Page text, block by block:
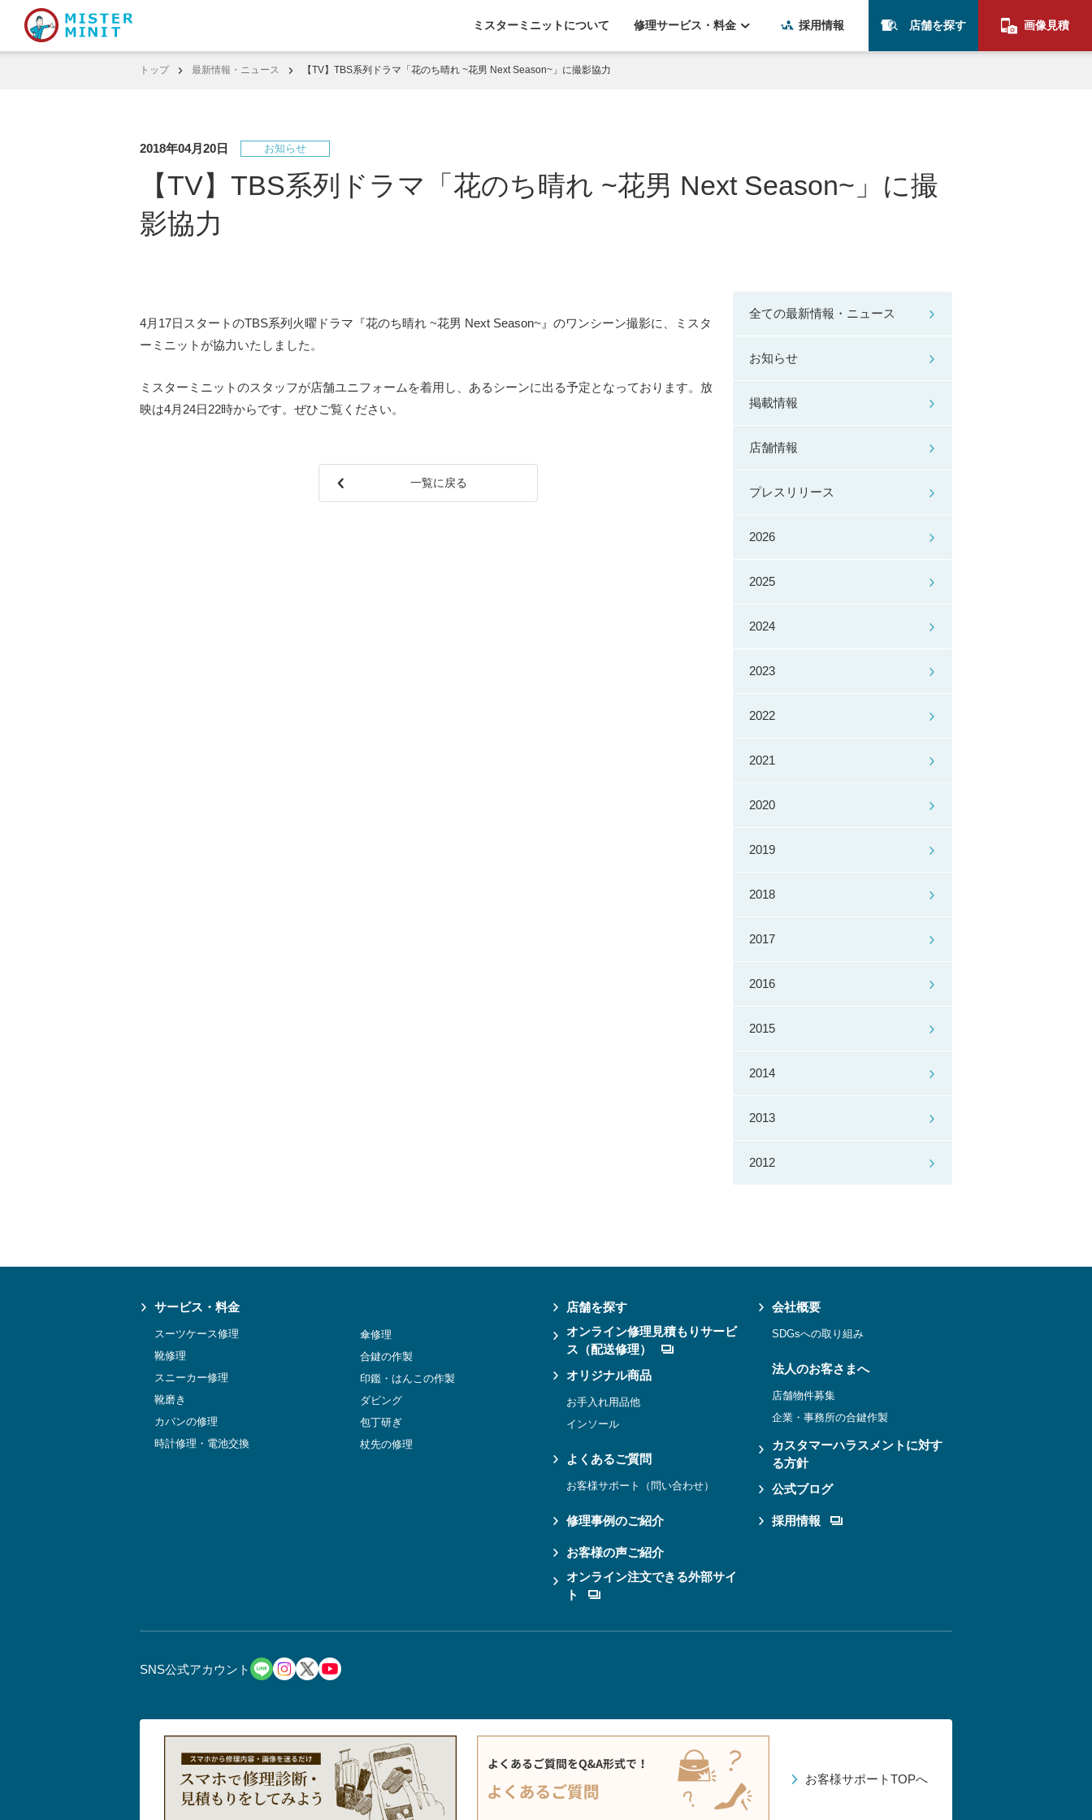
ミスターミニットについて 修理サービス・料金 採用情報 店舗を探す 画像見積
トップ 最新情報・ニュース 【TV】TBS系列ドラマ「花のち晴れ ~花男 Next Season~」に撮影協力
2018年04月20日 お知らせ
【TV】TBS系列ドラマ「花のち晴れ ~花男 Next Season~」に撮
影協力
4月17日スタートのTBS系列火曜ドラマ『花のち晴れ ~花男 Next Season~』のワンシーン撮影に、ミスタ
ーミニットが協力いたしました。
ミスターミニットのスタッフが店舗ユニフォームを着用し、あるシーンに出る予定となっております。放
映は4月24日22時からです。ぜひご覧ください。
一覧に戻る
全ての最新情報・ニュース
お知らせ
掲載情報
店舗情報
プレスリリース
2026
2025
2024
2023
2022
2021
2020
2019
2018
2017
2016
2015
2014
2013
2012
お客様サポートTOPへ
サービス・料金
スーツケース修理
靴修理
スニーカー修理
靴磨き
カバンの修理
時計修理・電池交換
傘修理
合鍵の作製
印鑑・はんこの作製
ダビング
包丁研ぎ
杖先の修理
店舗を探す
オンライン修理見積もりサービ
ス（配送修理）
オリジナル商品
お手入れ用品他
インソール
よくあるご質問
お客様サポート（問い合わせ）
修理事例のご紹介
お客様の声ご紹介
オンライン注文できる外部サイ
ト
会社概要
SDGsへの取り組み
法人のお客さまへ
店舗物件募集
企業・事務所の合鍵作製
カスタマーハラスメントに対す
る方針
公式ブログ
採用情報
SNS公式アカウント